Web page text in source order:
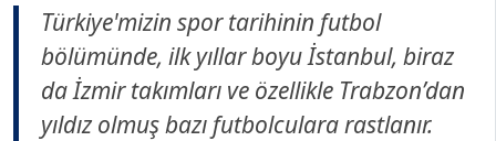
Türkiye'mizin spor tarihinin futbol
bölümünde, ilk yıllar boyu İstanbul, biraz
da İzmir takımları ve özellikle Trabzon’dan
yıldız olmuş bazı futbolculara rastlanır.